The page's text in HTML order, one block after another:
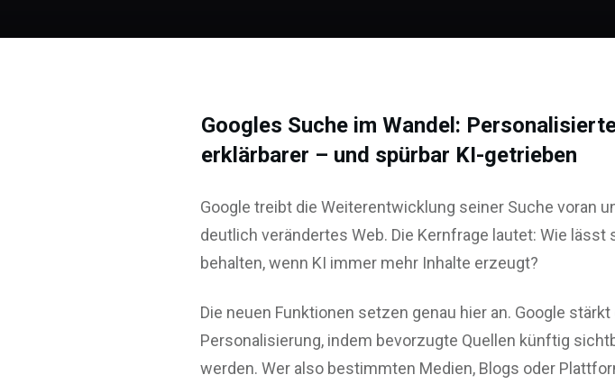
Googles Suche im Wandel:
erklärbarer – und spürbar KI-getrieben
Google treibt die Weiterentwicklung seiner Suche voran
deutlich verändertes Web. Die Kernfrage lautet: Wie lässt
behalten, wenn KI immer mehr Inhalte erzeugt?
Die neuen Funktionen setzen genau hier an. Google stärkt
Personalisierung, indem bevorzugte Quellen künftig
werden. Wer also bestimmten Medien, Blogs oder